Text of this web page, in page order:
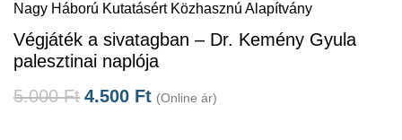
Nagy Háború Kutatásért Közhasznú Alapítvány
Végjáték a sivatagban – Dr. Kemény Gyula
palesztinai naplója
5.000Ft 4.500 Ft (Online ár)